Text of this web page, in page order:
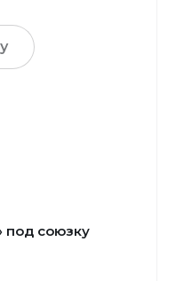
под союзку